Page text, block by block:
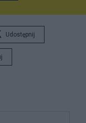
Turnieju
teraz
Udostępnij